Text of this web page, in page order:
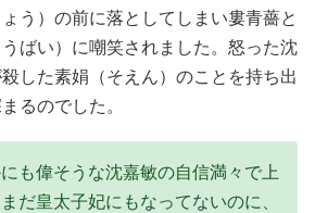
う）の前に落としてしまい婁青薔と
ばい）に嘲笑されました。怒った沈
した素娟（そえん）のことを持ち出
るのでした。
も偉そうな沈嘉敏の自信満々で上
だ皇太子妃にもなってないのに、